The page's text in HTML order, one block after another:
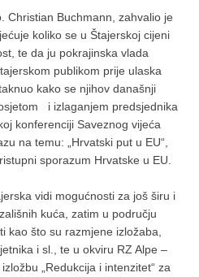
Christian Buchmann, zahvalio je
koliko se u Štajerskoj cijeni
te da ju pokrajinska vlada
publikom prije ulaska
kako se njihov današnji
i izlaganjem predsjednika
konferenciji Saveznog vijeća
na temu: „Hrvatski put u EU“,
sporazum Hrvatske u EU.
vidi mogućnosti za još širu i
kuća, zatim u području
kao što su razmjene izložaba,
i sl., te u okviru RZ Alpe –
„Redukcija i intenzitet“ za